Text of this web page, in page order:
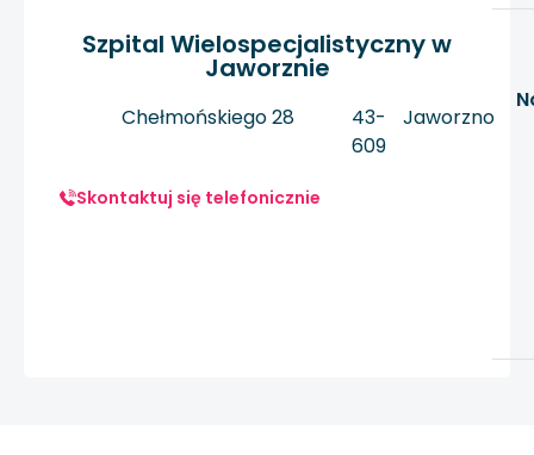
Szpital Wielospecjalistyczny w
Jaworznie
Chełmońskiego 28
43-
609
Jaworzno
Skontaktuj się telefonicznie